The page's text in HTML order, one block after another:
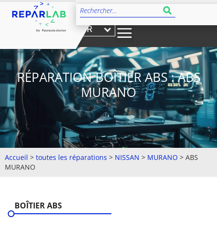
FR
RÉPARATION BOÎTIER ABS : ABS
MURANO
Accueil > toutes les réparations > NISSAN > MURANO > ABS
MURANO
BOÎTIER ABS